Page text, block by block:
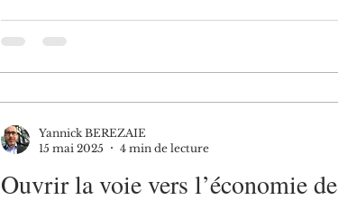
Ouvrir la voie vers l’économie de
Yannick BEREZAIE
15 mai 2025
4 min de lecture